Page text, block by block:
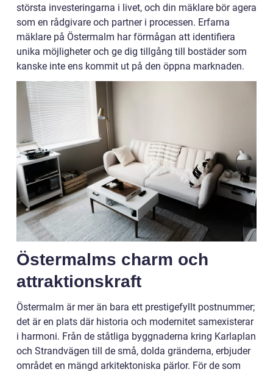
största investeringarna i livet, och din mäklare bör agera
som en rådgivare och partner i processen. Erfarna
mäklare på Östermalm har förmågan att identifiera
unika möjligheter och ge dig tillgång till bostäder som
kanske inte ens kommit ut på den öppna marknaden.
Östermalms charm och
attraktionskraft
Östermalm är mer än bara ett prestigefyllt postnummer;
det är en plats där historia och modernitet samexisterar
i harmoni. Från de ståtliga byggnaderna kring Karlaplan
och Strandvägen till de små, dolda gränderna, erbjuder
området en mängd arkitektoniska pärlor. För de som